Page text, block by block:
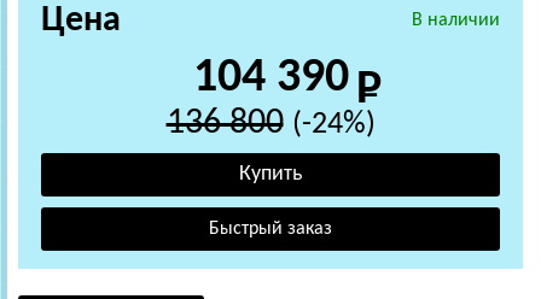
В наличии
Цена
104 390
136 800 (-24%)